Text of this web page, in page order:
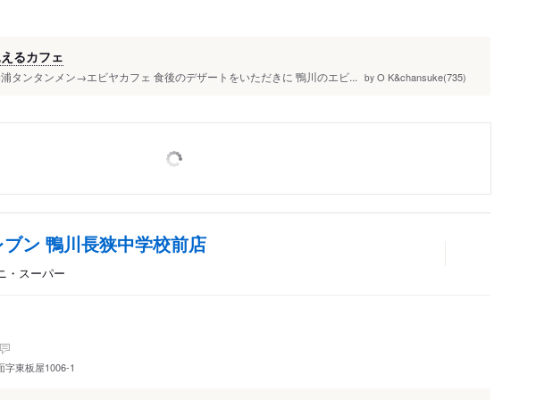
るカフェ
タンタンメン→エビヤカフェ 食後のデザートをいただきに 鴨川のエビ... by O K&chansuke(735)
ン 鴨川長狭中学校前店
・スーパー
字東板屋1006-1